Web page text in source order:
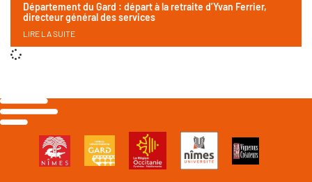
Département du Gard : départ à la retraite d’Yvan Ferrier,
directeur général des services
LIRE LA SUITE